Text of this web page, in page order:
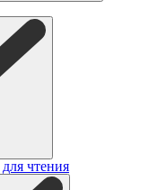
для чтения